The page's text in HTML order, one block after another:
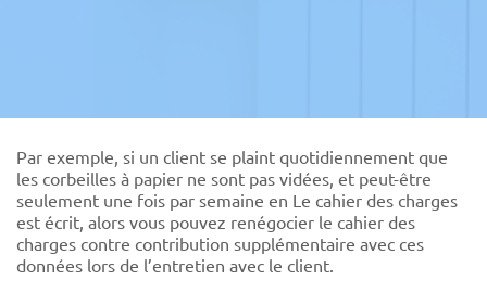
Par exemple, si un client se plaint quotidiennement que
les corbeilles à papier ne sont pas vidées, et peut-être
seulement une fois par semaine en Le cahier des charges
est écrit, alors vous pouvez renégocier le cahier des
charges contre contribution supplémentaire avec ces
données lors de l’entretien avec le client.